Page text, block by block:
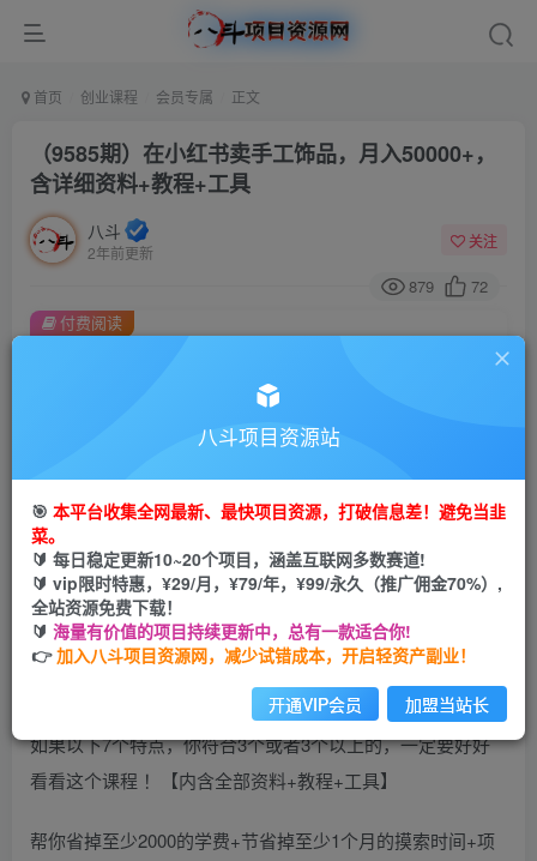
首页 创业课程 会员专属 正文
（9585期）在小红书卖手工饰品，月入50000+，
含详细资料+教程+工具
八斗
2年前更新
关注
879 72
此内容为付费阅读，请付费后查看
会员专属资源
您暂无购买权限，请先开通会员
开通会员
付费阅读
如果以下7个特点，你符合3个或者3个以上的，一定要好好
看看这个课程 ！【内含全部资料+教程+工具】
帮你省掉至少2000的学费+节省掉至少1个月的摸索时间+项
八斗项目资源站
🎯 本平台收集全网最新、最快项目资源，打破信息差！避免当韭
菜。
🔰 每日稳定更新10~20个项目，涵盖互联网多数赛道!
🔰 vip限时特惠，¥29/月，¥79/年，¥99/永久（推广佣金70%）,
全站资源免费下载！
🔰 海量有价值的项目持续更新中，总有一款适合你!
👉加入八斗项目资源网，减少试错成本，开启轻资产副业！
开通VIP会员 加盟当站长